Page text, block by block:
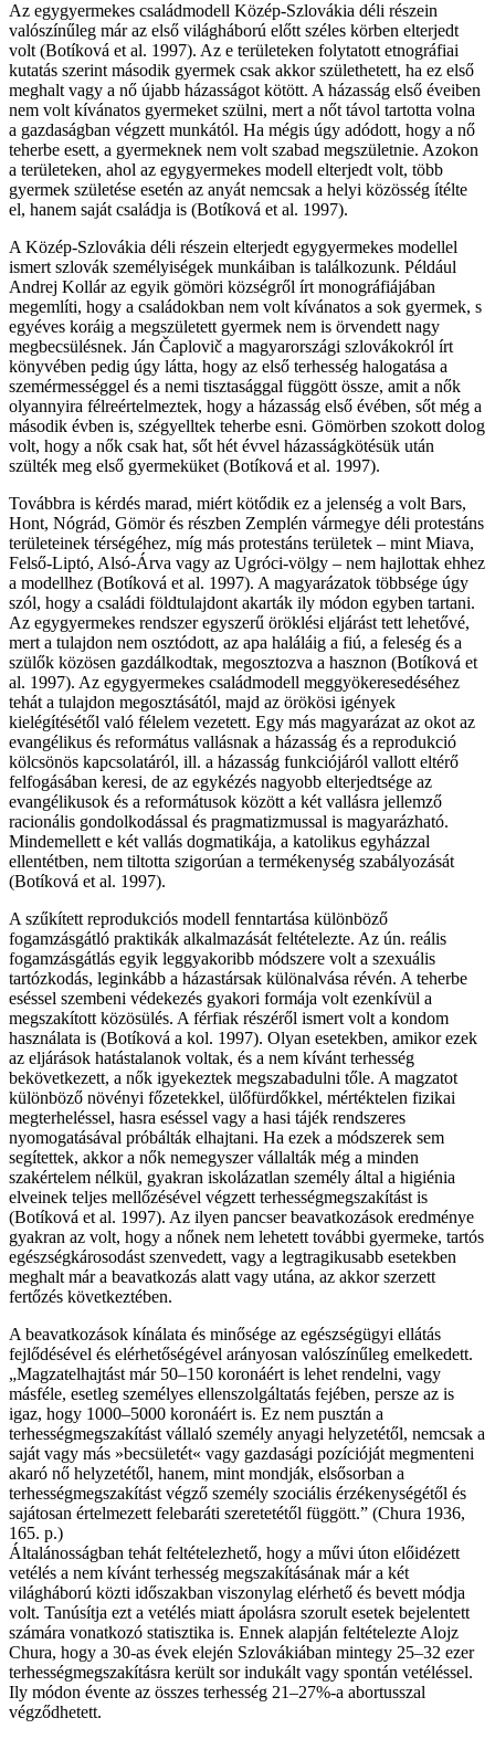
Az egygyermekes családmodell Közép-Szlovákia déli részein
valószínűleg már az első világháború előtt széles körben elterjedt
volt (Botíková et al. 1997). Az e területeken folytatott etnográfiai
kutatás szerint második gyermek csak akkor születhetett, ha ez első
meghalt vagy a nő újabb házasságot kötött. A házasság első éveiben
nem volt kívánatos gyermeket szülni, mert a nőt távol tartotta volna
a gazdaságban végzett munkától. Ha mégis úgy adódott, hogy a nő
teherbe esett, a gyermeknek nem volt szabad megszületnie. Azokon
a területeken, ahol az egygyermekes modell elterjedt volt, több
gyermek születése esetén az anyát nemcsak a helyi közösség ítélte
el, hanem saját családja is (Botíková et al. 1997).
A Közép-Szlovákia déli részein elterjedt egygyermekes modellel
ismert szlovák személyiségek munkáiban is találkozunk. Például
Andrej Kollár az egyik gömöri községről írt monográfiájában
megemlíti, hogy a családokban nem volt kívánatos a sok gyermek, s
egyéves koráig a megszületett gyermek nem is örvendett nagy
megbecsülésnek. Ján Čaplovič a magyarországi szlovákokról írt
könyvében pedig úgy látta, hogy az első terhesség halogatása a
szemérmességgel és a nemi tisztasággal függött össze, amit a nők
olyannyira félreértelmeztek, hogy a házasság első évében, sőt még a
második évben is, szégyelltek teherbe esni. Gömörben szokott dolog
volt, hogy a nők csak hat, sőt hét évvel házasságkötésük után
szülték meg első gyermeküket (Botíková et al. 1997).
Továbbra is kérdés marad, miért kötődik ez a jelenség a volt Bars,
Hont, Nógrád, Gömör és részben Zemplén vármegye déli protestáns
területeinek térségéhez, míg más protestáns területek – mint Miava,
Felső-Liptó, Alsó-Árva vagy az Ugróci-völgy – nem hajlottak ehhez
a modellhez (Botíková et al. 1997). A magyarázatok többsége úgy
szól, hogy a családi földtulajdont akarták ily módon egyben tartani.
Az egygyermekes rendszer egyszerű öröklési eljárást tett lehetővé,
mert a tulajdon nem osztódott, az apa haláláig a fiú, a feleség és a
szülők közösen gazdálkodtak, megosztozva a hasznon (Botíková et
al. 1997). Az egygyermekes családmodell meggyökeresedéséhez
tehát a tulajdon megosztásától, majd az örökösi igények
kielégítésétől való félelem vezetett. Egy más magyarázat az okot az
evangélikus és református vallásnak a házasság és a reprodukció
kölcsönös kapcsolatáról, ill. a házasság funkciójáról vallott eltérő
felfogásában keresi, de az egykézés nagyobb elterjedtsége az
evangélikusok és a reformátusok között a két vallásra jellemző
racionális gondolkodással és pragmatizmussal is magyarázható.
Mindemellett e két vallás dogmatikája, a katolikus egyházzal
ellentétben, nem tiltotta szigorúan a termékenység szabályozását
(Botíková et al. 1997).
A szűkített reprodukciós modell fenntartása különböző
fogamzásgátló praktikák alkalmazását feltételezte. Az ún. reális
fogamzásgátlás egyik leggyakoribb módszere volt a szexuális
tartózkodás, leginkább a házastársak különalvása révén. A teherbe
eséssel szembeni védekezés gyakori formája volt ezenkívül a
megszakított közösülés. A férfiak részéről ismert volt a kondom
használata is (Botíková a kol. 1997). Olyan esetekben, amikor ezek
az eljárások hatástalanok voltak, és a nem kívánt terhesség
bekövetkezett, a nők igyekeztek megszabadulni tőle. A magzatot
különböző növényi főzetekkel, ülőfürdőkkel, mértéktelen fizikai
megterheléssel, hasra eséssel vagy a hasi tájék rendszeres
nyomogatásával próbálták elhajtani. Ha ezek a módszerek sem
segítettek, akkor a nők nemegyszer vállalták még a minden
szakértelem nélkül, gyakran iskolázatlan személy által a higiénia
elveinek teljes mellőzésével végzett terhességmegszakítást is
(Botíková et al. 1997). Az ilyen pancser beavatkozások eredménye
gyakran az volt, hogy a nőnek nem lehetett további gyermeke, tartós
egészségkárosodást szenvedett, vagy a legtragikusabb esetekben
meghalt már a beavatkozás alatt vagy utána, az akkor szerzett
fertőzés következtében.
A beavatkozások kínálata és minősége az egészségügyi ellátás
fejlődésével és elérhetőségével arányosan valószínűleg emelkedett.
„Magzatelhajtást már 50–150 koronáért is lehet rendelni, vagy
másféle, esetleg személyes ellenszolgáltatás fejében, persze az is
igaz, hogy 1000–5000 koronáért is. Ez nem pusztán a
terhességmegszakítást vállaló személy anyagi helyzetétől, nemcsak a
saját vagy más »becsületét« vagy gazdasági pozícióját megmenteni
akaró nő helyzetétől, hanem, mint mondják, elsősorban a
terhességmegszakítást végző személy szociális érzékenységétől és
sajátosan értelmezett felebaráti szeretetétől függött.” (Chura 1936,
165. p.)
Általánosságban tehát feltételezhető, hogy a művi úton előidézett
vetélés a nem kívánt terhesség megszakításának már a két
világháború közti időszakban viszonylag elérhető és bevett módja
volt. Tanúsítja ezt a vetélés miatt ápolásra szorult esetek bejelentett
számára vonatkozó statisztika is. Ennek alapján feltételezte Alojz
Chura, hogy a 30-as évek elején Szlovákiában mintegy 25–32 ezer
terhességmegszakításra került sor indukált vagy spontán vetéléssel.
Ily módon évente az összes terhesség 21–27%-a abortusszal
végződhetett.